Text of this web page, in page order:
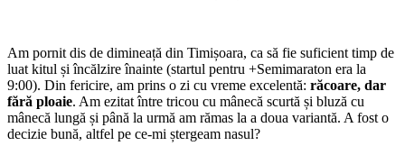
Am pornit dis de dimineață din Timișoara, ca să fie suficient timp de
luat kitul și încălzire înainte (startul pentru +Semimaraton era la
9:00). Din fericire, am prins o zi cu vreme excelentă: răcoare, dar
fără ploaie. Am ezitat între tricou cu mânecă scurtă și bluză cu
mânecă lungă și până la urmă am rămas la a doua variantă. A fost o
decizie bună, altfel pe ce-mi ștergeam nasul?